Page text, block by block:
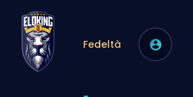
Fedeltà